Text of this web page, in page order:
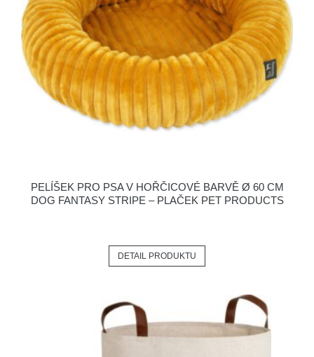
PELÍŠEK PRO PSA V HOŘČICOVÉ BARVĚ Ø 60 CM
DOG FANTASY STRIPE – PLAČEK PET PRODUCTS
DETAIL PRODUKTU